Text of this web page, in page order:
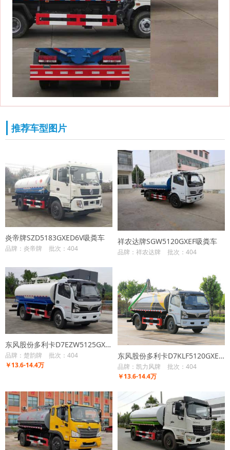
推荐车型图片
炎帝牌SZD5183GXED6V吸粪车
品牌：炎帝牌 批次：404
祥农达牌SGW5120GXEF吸粪车
品牌：祥农达牌 批次：404
东风股份多利卡D7EZW5125GXEE6吸粪车
品牌：楚韵牌
批次：404
￥13.6-14.4万
东风股份多利卡D7KLF5120GXEE6吸粪车
品牌：凯力风牌
批次：404
￥13.6-14.4万